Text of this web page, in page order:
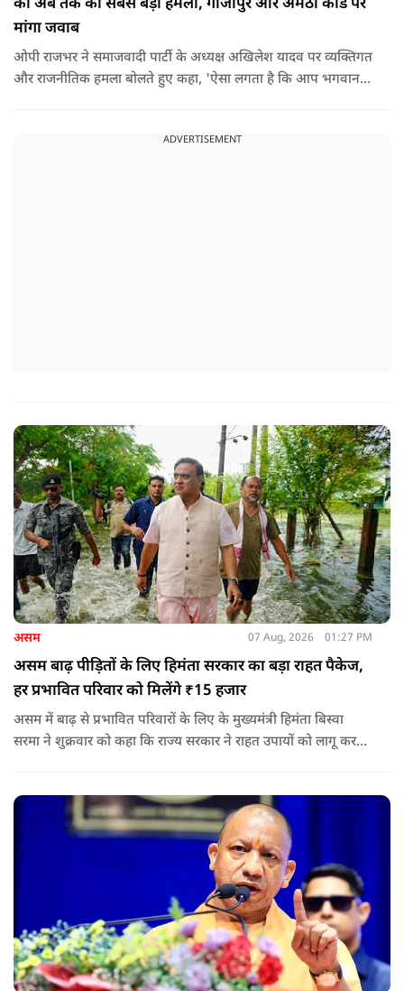
का अब तक का सबसे बड़ा हमला, गाजीपुर और अमेठी कांड पर
मांगा जवाब
ओपी राजभर ने समाजवादी पार्टी के अध्यक्ष अखिलेश यादव पर व्यक्तिगत
और राजनीतिक हमला बोलते हुए कहा, 'ऐसा लगता है कि आप भगवान
ADVERTISEMENT
असम 07 Aug, 2026 01:27 PM
असम बाढ़ पीड़ितों के लिए हिमंता सरकार का बड़ा राहत पैकेज,
हर प्रभावित परिवार को मिलेंगे ₹15 हजार
असम में बाढ़ से प्रभावित परिवारों के लिए के मुख्यमंत्री हिमंता बिस्वा
सरमा ने शुक्रवार को कहा कि राज्य सरकार ने राहत उपायों को लागू करना